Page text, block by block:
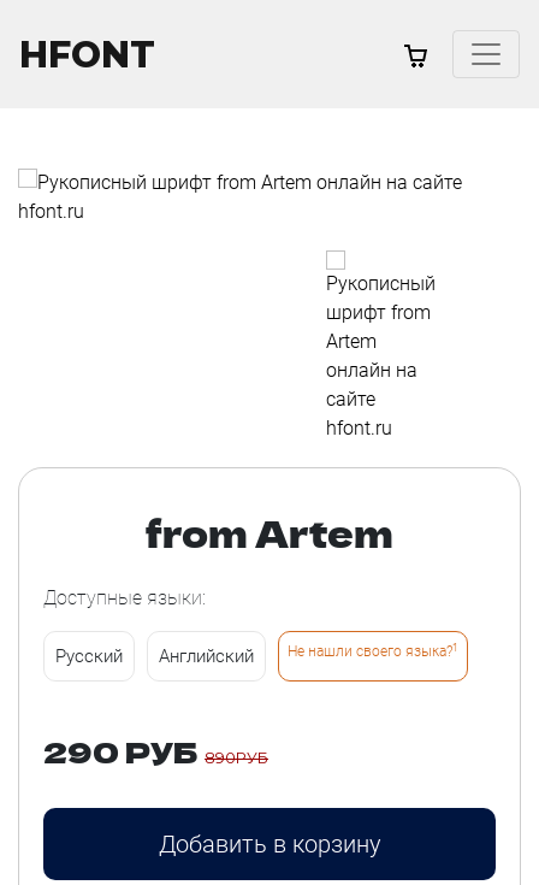
HFONT
from Artem
Доступные языки:
Русский Английский Не нашли своего языка?1
290 РУБ 890РУБ
Добавить в корзину